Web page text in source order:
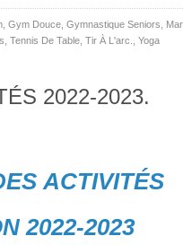
, Gym Douce, Gymnastique Seniors,
, Tennis De Table, Tir À L'arc., Yoga
2022-2023.
ACTIVITÉS
2022-2023